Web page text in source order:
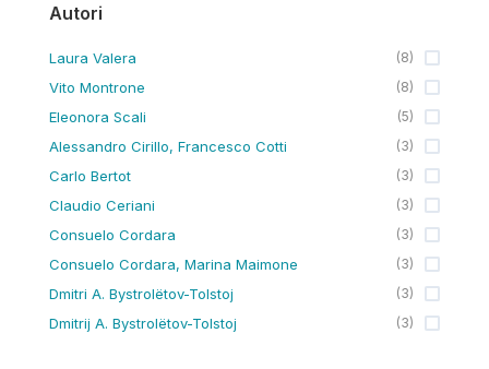
Autori
Laura Valera (8)
Vito Montrone (8)
Eleonora Scali (5)
Alessandro Cirillo, Francesco Cotti (3)
Carlo Bertot (3)
Claudio Ceriani (3)
Consuelo Cordara (3)
Consuelo Cordara, Marina Maimone (3)
Dmitri A. Bystrolëtov-Tolstoj (3)
Dmitrij A. Bystrolëtov-Tolstoj (3)